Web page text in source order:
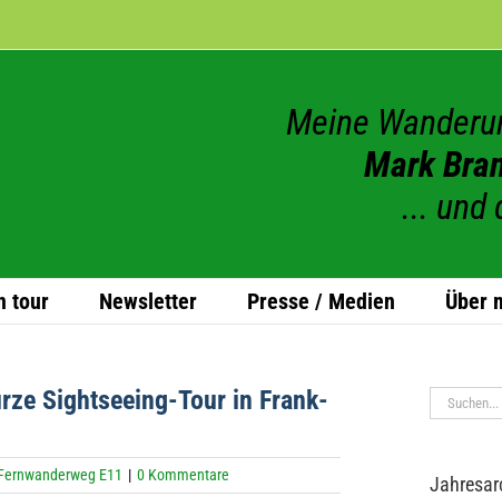
Meine
Mark
... und
tour News­let­ter Presse / Medien Über
Sight­see­ing-Tour in Frank­
E11 | 0 Kommentare
Suche